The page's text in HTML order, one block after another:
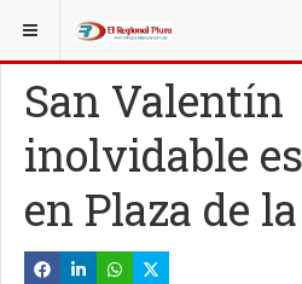
ESTÁ AQUÍ: MISCELANEAS
San Valentín
inolvidable
en Plaza de